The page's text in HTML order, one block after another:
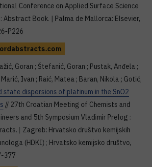
Conference on Applied Surface Science
Abstract Book. | Palma de Mallorca: Elsevier,
P226
Goran ; Štefanić, Goran ; Pustak, Anđela ;
Marić, Ivan ; Raić, Matea ; Baran, Nikola ; Gotić,
state dispersions of platinum in the SnO2
// 27th Croatian Meeting of Chemists and
and 5th Symposium Vladimir Prelog :
| Zagreb: Hrvatsko društvo kemijskih
(HDKI) ; Hrvatsko kemijsko društvo,
377